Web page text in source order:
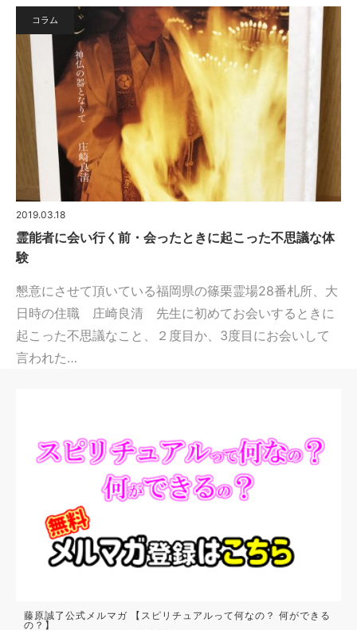
コラム
2019.03.18
霊能者に会い行く前・会ったときに起こった不思議な体
験
懇意にさせて頂いている福岡県の篠栗霊場28番札所、大
日時の住職 庄崎良清 先生に初めてお会いするときに
起こった不思議なこと、２度目か、3度目にお会いして
言われた…
藤原誠了公式メルマガ 【スピリチュアルって何なの？ 何ができる
の？】